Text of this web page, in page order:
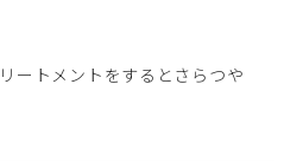
ートメントをするとさらつや